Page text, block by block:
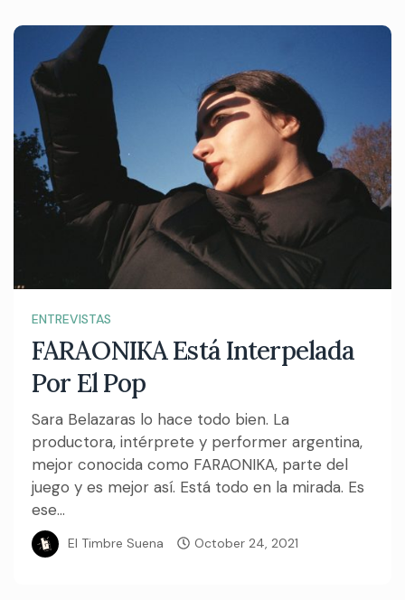
ENTREVISTAS
FARAONIKA Está Interpelada
Por El Pop
Sara Belazaras lo hace todo bien. La
productora, intérprete y performer argentina,
mejor conocida como FARAONIKA, parte del
juego y es mejor así. Está todo en la mirada. Es
ese...
El Timbre Suena October 24, 2021